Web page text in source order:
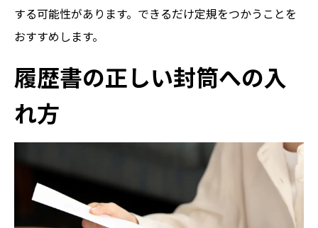
する可能性があります。できるだけ定規をつかうことを
おすすめします。
履歴書の正しい封筒への入
れ方